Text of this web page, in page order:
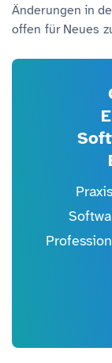
Änderungen in
offen für Neues